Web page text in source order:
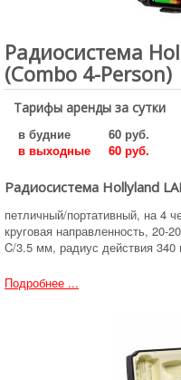
Радиосистема
(Combo 4-Person)
Тарифы аренды за сутки
в будние
60 руб.
в выходные
60 руб.
Радиосистема Hollyland
петличный/портативный, на 4
круговая направленность, 20-
C/3.5 мм, радиус действия
Подробнее ...